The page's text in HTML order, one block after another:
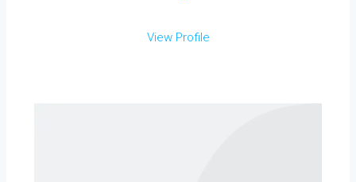
View Profile